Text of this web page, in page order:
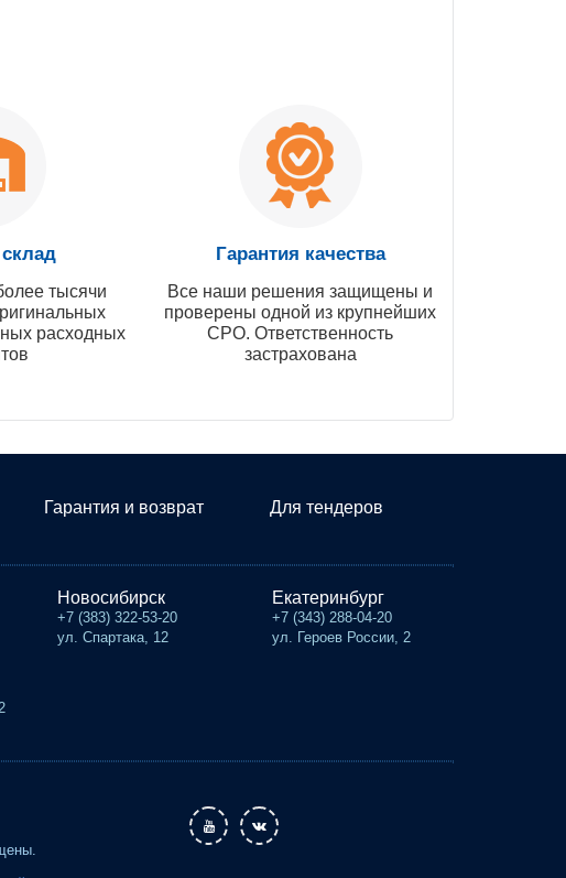
тысячи
расходных
Гарантия качества
Все наши решения защищены и
проверены одной из крупнейших
СРО. Ответственность
застрахована
Гарантия и возврат Для тендеров
Новосибирск
+7 (383) 322-53-20
ул. Спартака, 12
Екатеринбург
+7 (343) 288-04-20
ул. Героев России, 2